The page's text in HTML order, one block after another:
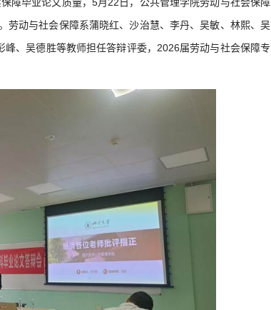
劳动与社会保障系蒲晓红、沙治慧、李丹、吴敏、林熙、吴
、吴德胜等教师担任答辩评委，2026届劳动与社会保障专